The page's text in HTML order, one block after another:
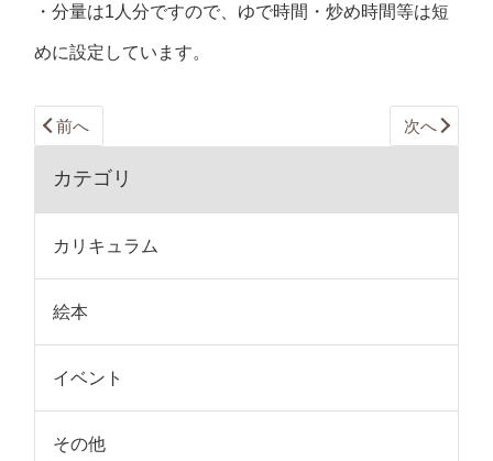
・分量は1人分ですので、ゆで時間・炒め時間等は短
めに設定しています。
前へ 次へ
カテゴリ
カリキュラム
絵本
イベント
その他